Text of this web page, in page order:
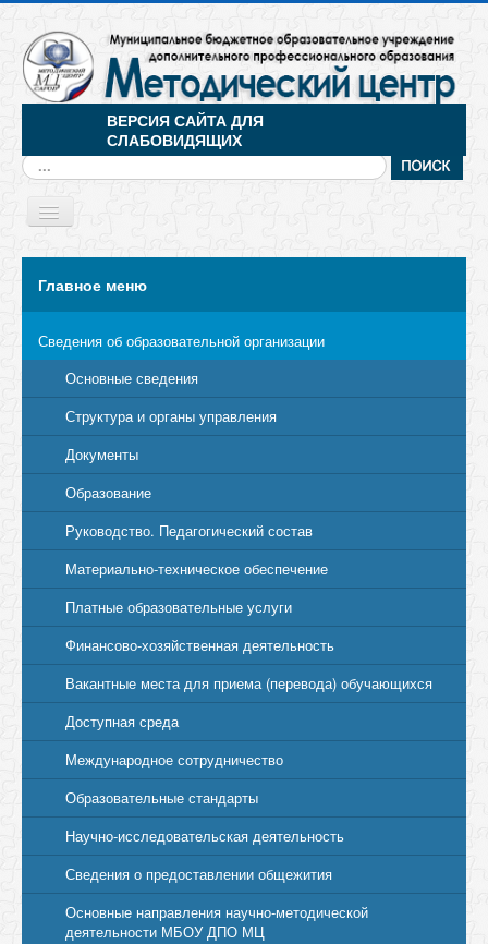
ВЕРСИЯ САЙТА ДЛЯ
СЛАБОВИДЯЩИХ
Искать...
Toggle
Главное меню
Сведения об образовательной организации
Основные сведения
Структура и органы управления
Документы
Образование
Руководство. Педагогический состав
Материально-техническое обеспечение
Платные образовательные услуги
Финансово-хозяйственная деятельность
Вакантные места для приема (перевода) обучающихся
Доступная среда
Международное сотрудничество
Образовательные стандарты
Научно-исследовательская деятельность
Сведения о предоставлении общежития
Основные направления научно-методической
деятельности МБОУ ДПО МЦ